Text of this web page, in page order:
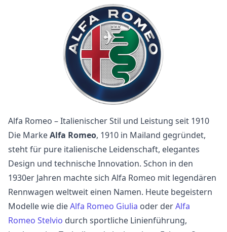
Alfa Romeo – Italienischer Stil und Leistung seit 1910
Die MarkeAlfa Romeo, 1910 in Mailand gegründet,
steht für pure italienische Leidenschaft, elegantes
Design und technische Innovation. Schon in den
1930er Jahren machte sich Alfa Romeo mit legendären
Rennwagen weltweit einen Namen. Heute begeistern
Modelle wie dieAlfa Romeo Giulia oder derAlfa
Romeo Stelvio durch sportliche Linienführung,